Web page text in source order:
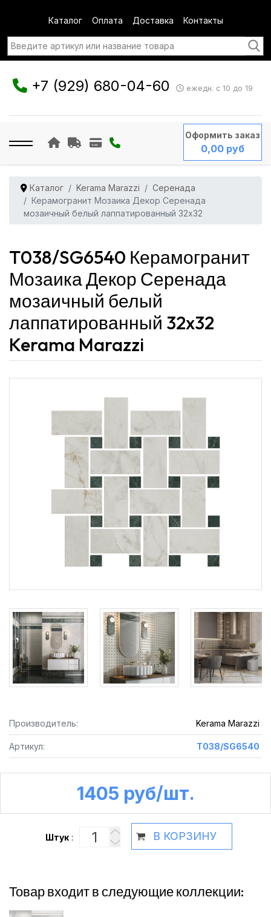
Каталог Оплата Доставка Контакты
+7 (929) 680-04-60 ежедн. с 10 до 19
Оформить заказ
0,00 руб
Каталог Kerama Marazzi
Серенада
Керамогранит Мозаика Декор Серенада
мозаичный белый лаппатированный 32x32
T038/SG6540 Керамогранит
Мозаика Декор Серенада
мозаичный белый
лаппатированный 32x32
Kerama Marazzi
Производитель: Kerama Marazzi
Артикул: T038/SG6540
1405 руб /шт.
Штук: В КОРЗИНУ
Товар входит в следующие коллекции: